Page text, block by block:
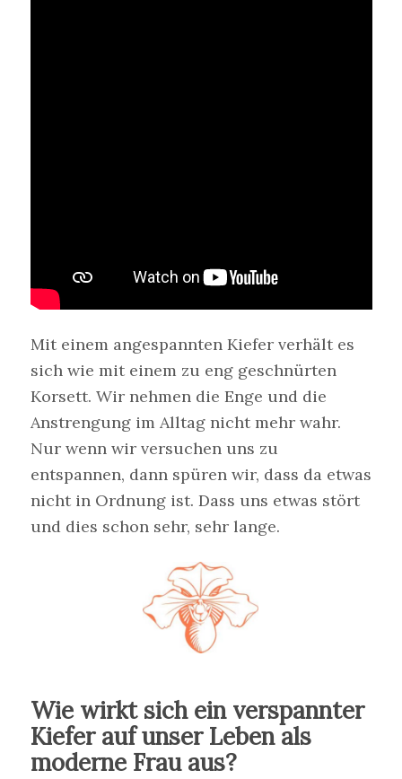
Mit einem angespannten Kiefer verhält es
sich wie mit einem zu eng geschnürten
Korsett. Wir nehmen die Enge und die
Anstrengung im Alltag nicht mehr wahr.
Nur wenn wir versuchen uns zu
entspannen, dann spüren wir, dass da etwas
nicht in Ordnung ist. Dass uns etwas stört
und dies schon sehr, sehr lange.
Wie wirkt sich ein verspannter
Kiefer auf unser Leben als
moderne Frau aus?